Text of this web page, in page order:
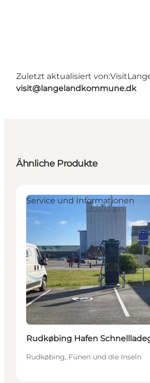
Zuletzt aktualisiert von:
visit@langelandkommune.dk
Ähnliche Produkte
Service und Informationen
Rudkøbing Hafen
Rudkøbing, Fünen und die Inseln